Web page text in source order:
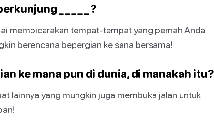
_ _ _ _ _ ?
membicarakan tempat-tempat yang pernah Anda
berencana bepergian ke sana bersama!
ke mana pun di dunia, di manakah itu?
lainnya yang mungkin juga membuka jalan untuk